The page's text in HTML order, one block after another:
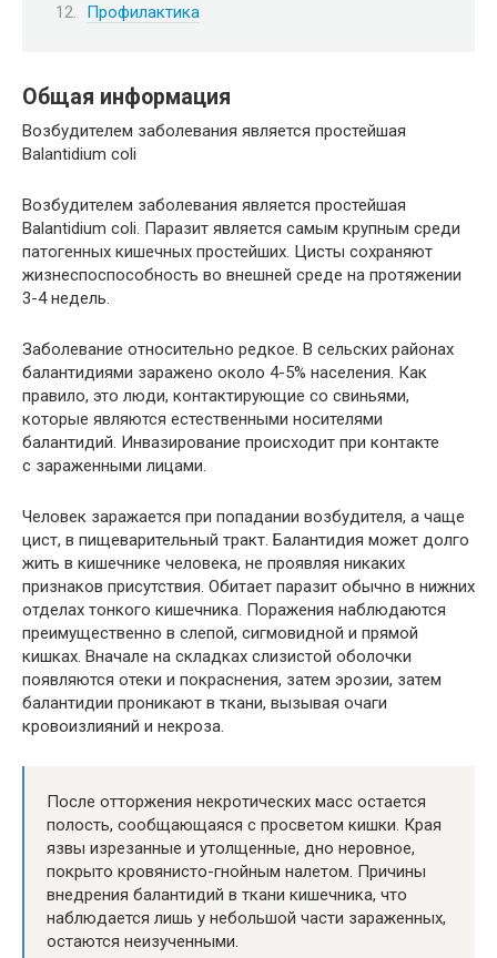
Профилактика
Общая информация
Возбудителем заболевания является простейшая
Balantidium coli
Возбудителем заболевания является простейшая
Balantidium coli. Паразит является самым крупным среди
патогенных кишечных простейших. Цисты сохраняют
жизнеспоспособность во внешней среде на протяжении
3-4 недель.
Заболевание относительно редкое. В сельских районах
балантидиями заражено около 4-5% населения. Как
правило, это люди, контактирующие со свиньями,
которые являются естественными носителями
балантидий. Инвазирование происходит при контакте
с зараженными лицами.
Человек заражается при попадании возбудителя, а чаще
цист, в пищеварительный тракт. Балантидия может долго
жить в кишечнике человека, не проявляя никаких
признаков присутствия. Обитает паразит обычно в нижних
отделах тонкого кишечника. Поражения наблюдаются
преимущественно в слепой, сигмовидной и прямой
кишках. Вначале на складках слизистой оболочки
появляются отеки и покраснения, затем эрозии, затем
балантидии проникают в ткани, вызывая очаги
кровоизлияний и некроза.
После отторжения некротических масс остается
полость, сообщающаяся с просветом кишки. Края
язвы изрезанные и утолщенные, дно неровное,
покрыто кровянисто-гнойным налетом. Причины
внедрения балантидий в ткани кишечника, что
наблюдается лишь у небольшой части зараженных,
остаются неизученными.